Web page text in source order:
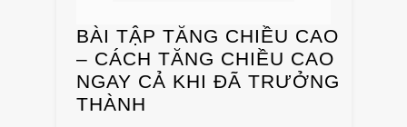
BÀI TẬP TĂNG CHIỀU CAO
– CÁCH TĂNG CHIỀU CAO
NGAY CẢ KHI ĐÃ TRƯỞNG
THÀNH